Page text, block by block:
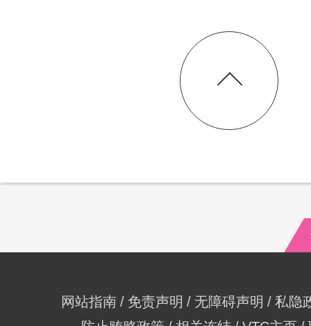
网站指南 免责声明 无障碍声明
私隐